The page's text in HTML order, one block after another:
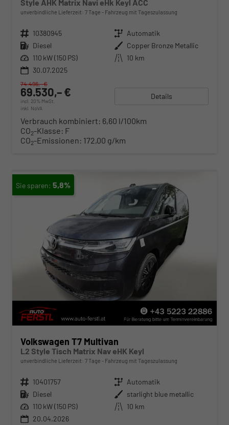
Style AHK Matrix Navi eHk Keyl ACC
unverbindliche Lieferzeit: 7 Tage Fahrzeug mit Tageszulassung
Fahrzeugnr. 10380945 Getriebe Automatik
Kraftstoff Diesel Außenfarbe Copper Bronze Metallic
Leistung 110 kW (150 PS) Kilometerstand 10 km
30.07.2025
69.530,– €
incl. 20% MwSt.
inkl. NoVA
74.496,– €
Details
Verbrauch kombiniert: 6,60 l/100km
CO2-Klasse: F
CO2-Emissionen: 172,00 g/km
5,8%
Volkswagen T7 Multivan
L2 Style Tisch Matrix Nav eHK Keyl
unverbindliche Lieferzeit: 7 Tage Fahrzeug mit Tageszulassung
Fahrzeugnr. 10401757 Getriebe Automatik
Kraftstoff Diesel Außenfarbe starlight blue metallic
Leistung 110 kW (150 PS) Kilometerstand 10 km
20.04.2026